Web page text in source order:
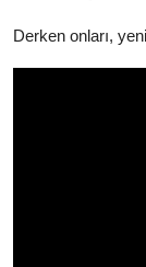
Derken onları,